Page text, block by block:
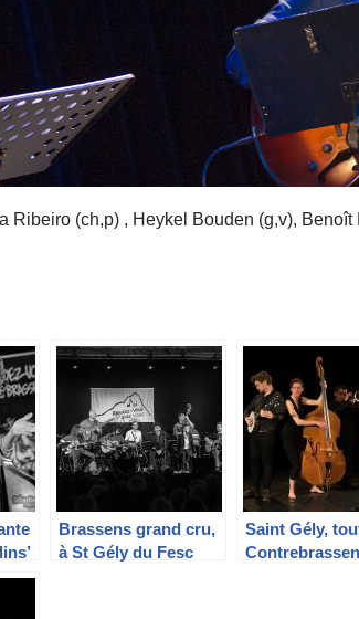
Ribeiro (ch,p) , Heykel Bouden (g,v), Benoît
Brassens grand cru,
à St Gély du Fesc
Saint Gély,